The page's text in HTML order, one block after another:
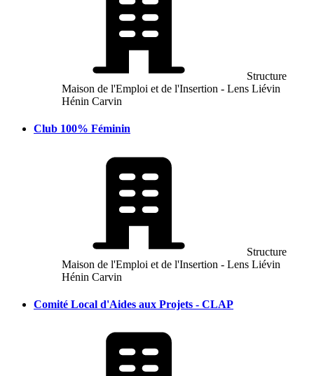
Structure
Maison de l'Emploi et de l'Insertion - Lens Liévin
Hénin Carvin
Club 100% Féminin
Structure
Maison de l'Emploi et de l'Insertion - Lens Liévin
Hénin Carvin
Comité Local d'Aides aux Projets - CLAP